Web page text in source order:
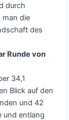
durch
man die
des
Runde von
34,1
Blick auf den
und 42
und entlang